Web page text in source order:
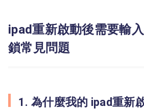
ipad重新啟動後需要輸
鎖常見問題
1. 為什麼我的 ipad重新